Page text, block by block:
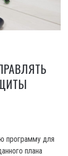
программу для
плана